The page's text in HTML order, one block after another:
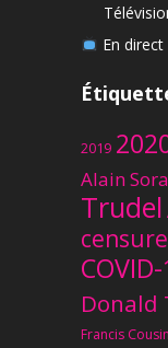
En direct
2019
Alain
Trudel
censure
Donald
Francis Cousin